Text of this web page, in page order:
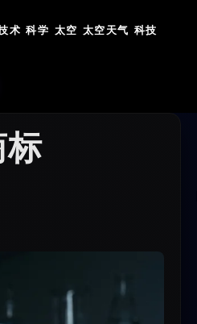
术 科学 太空 太空天气 科技
标